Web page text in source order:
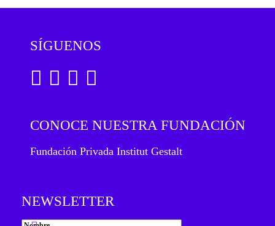
SÍGUENOS
CONOCE NUESTRA FUNDACIÓN
Fundación Privada Institut Gestalt
NEWSLETTER